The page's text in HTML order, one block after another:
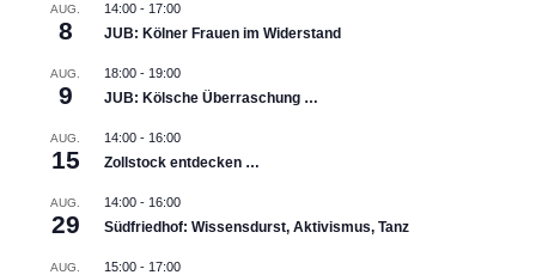
AUG.
8
14:00- 17:00
JUB: Kölner Frauen im Widerstand
AUG.
9
18:00- 19:00
JUB: Kölsche Überraschung …
AUG.
15
14:00- 16:00
Zollstock entdecken …
AUG.
29
14:00- 16:00
Südfriedhof: Wissensdurst, Aktivismus, Tanz
AUG. 15:00- 17:00